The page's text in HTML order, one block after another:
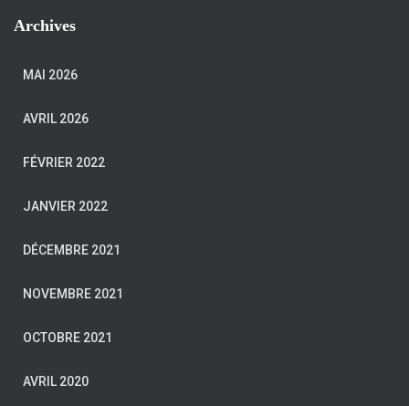
Archives
MAI 2026
AVRIL 2026
FÉVRIER 2022
JANVIER 2022
DÉCEMBRE 2021
NOVEMBRE 2021
OCTOBRE 2021
AVRIL 2020